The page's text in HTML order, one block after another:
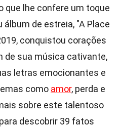
que lhe confere um toque
de estreia, "A Place
conquistou corações
de sua música cativante,
letras emocionantes e
como amor, perda e
sobre este talentoso
descobrir 39 fatos